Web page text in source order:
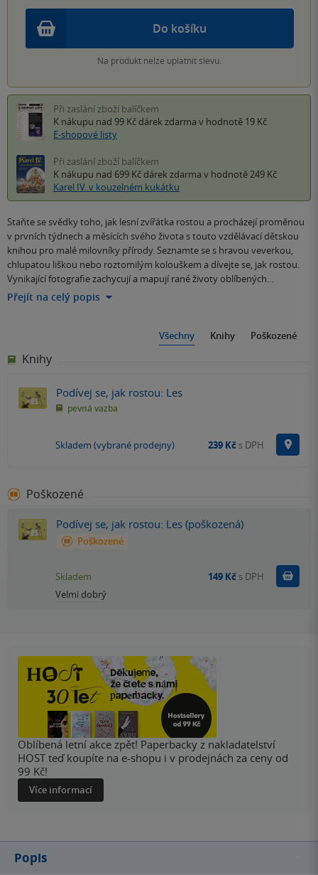
Do košíku
Na produkt nelze uplatnit slevu.
Při zaslání zboží balíčkem
K nákupu nad 99 Kč dárek zdarma v hodnotě 19 Kč
E-shopové listy
Při zaslání zboží balíčkem
K nákupu nad 699 Kč dárek zdarma v hodnotě 249 Kč
Karel IV. v kouzelném kukátku
Staňte se svědky toho, jak lesní zvířátka rostou a procházejí proměnou
v prvních týdnech a měsících svého života s touto vzdělávací dětskou
knihou pro malé milovníky přírody. Seznamte se s hravou veverkou,
chlupatou liškou nebo roztomilým kolouškem a dívejte se, jak rostou.
Vynikající fotografie zachycují a mapují rané životy oblíbených…
Přejít na celý popis
Všechny Knihy Poškozené
Knihy
Podívej se, jak rostou: Les
pevná vazba
Skladem (vybrané prodejny) 239 Kč s DPH
Poškozené
Podívej se, jak rostou: Les (poškozená)
Poškozené
Velmi dobrý
Skladem 149 Kč s DPH
Oblíbená letní akce zpět! Paperbacky z nakladatelství
HOST teď koupíte na e-shopu i v prodejnách za ceny od
99 Kč!
Více informací
Popis